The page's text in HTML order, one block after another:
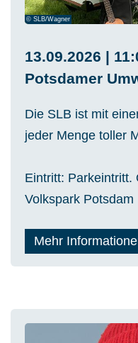
© SLB/Wagner
13.09.2026 |
Potsdamer
Die SLB ist mit
jeder Menge toller
Eintritt: Parkeintritt.
Volkspark Potsdam
Mehr